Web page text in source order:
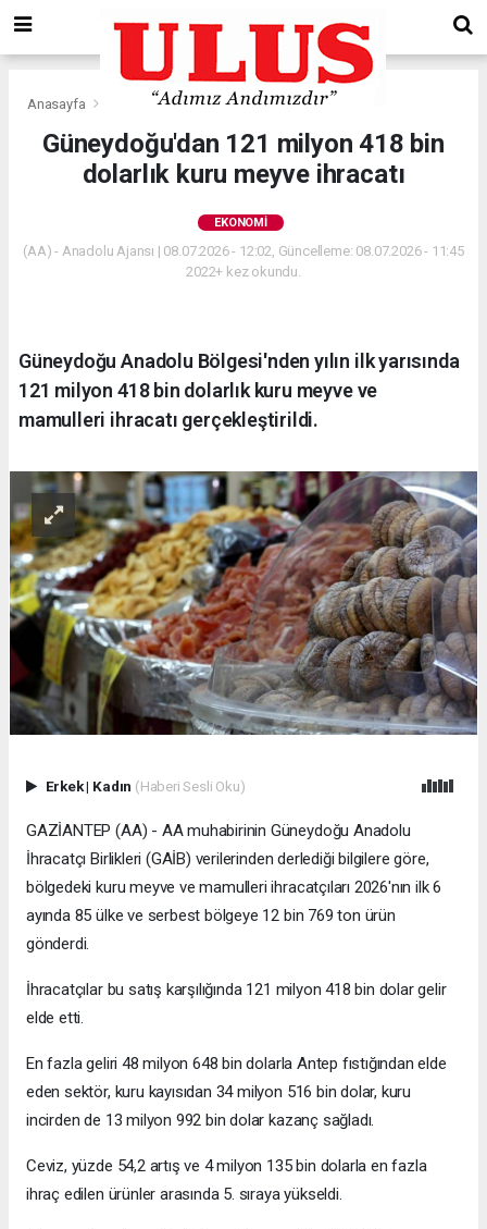
Anasayfa Ekonomi
Güneydoğu'dan 121 milyon 418 bin
dolarlık kuru meyve ihracatı
EKONOMI
(AA) - Anadolu Ajansı | 08.07.2026 - 12:02, Güncelleme: 08.07.2026 - 11:45
2022+ kez okundu.
Güneydoğu Anadolu Bölgesi'nden yılın ilk yarısında
121 milyon 418 bin dolarlık kuru meyve ve
mamulleri ihracatı gerçekleştirildi.
Erkek| Kadın (Haberi Sesli Oku)
GAZİANTEP (AA) - AA muhabirinin Güneydoğu Anadolu
İhracatçı Birlikleri (GAİB) verilerinden derlediği bilgilere göre,
bölgedeki kuru meyve ve mamulleri ihracatçıları 2026'nın ilk 6
ayında 85 ülke ve serbest bölgeye 12 bin 769 ton ürün
gönderdi.
İhracatçılar bu satış karşılığında 121 milyon 418 bin dolar gelir
elde etti.
En fazla geliri 48 milyon 648 bin dolarla Antep fıstığından elde
eden sektör, kuru kayısıdan 34 milyon 516 bin dolar, kuru
incirden de 13 milyon 992 bin dolar kazanç sağladı.
Ceviz, yüzde 54,2 artış ve 4 milyon 135 bin dolarla en fazla
ihraç edilen ürünler arasında 5. sıraya yükseldi.